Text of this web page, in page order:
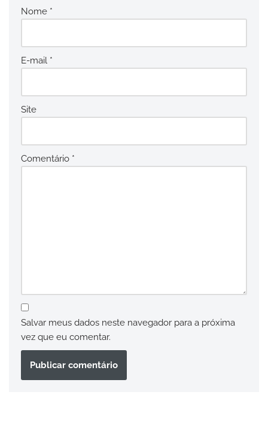
Nome *
E-mail *
Site
Comentário *
Salvar meus dados neste navegador para a próxima
vez que eu comentar.